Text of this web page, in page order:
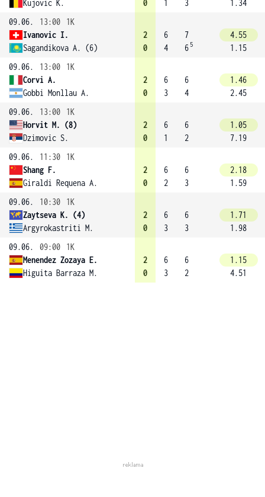
Kujovic K. 0 1 3
1.34
09.06.
13:00
1K
Ivanovic I.
Sagandikova A. (6)
2
0
6
4
7
6 5
4.55
1.15
09.06.
13:00
1K
Corvi A.
Gobbi Monllau A.
2
0
6
3
6
4
1.46
2.45
09.06.
13:00
1K
Horvit M. (8)
Dzimovic S.
2
0
6
1
6
2
1.05
7.19
09.06.
11:30
1K
Shang F.
Giraldi Requena A.
2
0
6
2
6
3
2.18
1.59
09.06.
10:30
1K
Zaytseva K. (4)
Argyrokastriti M.
2
0
6
3
6
3
1.71
1.98
09.06.
09:00
1K
Menendez Zozaya E.
Higuita Barraza M.
2
0
6
3
6
2
1.15
4.51